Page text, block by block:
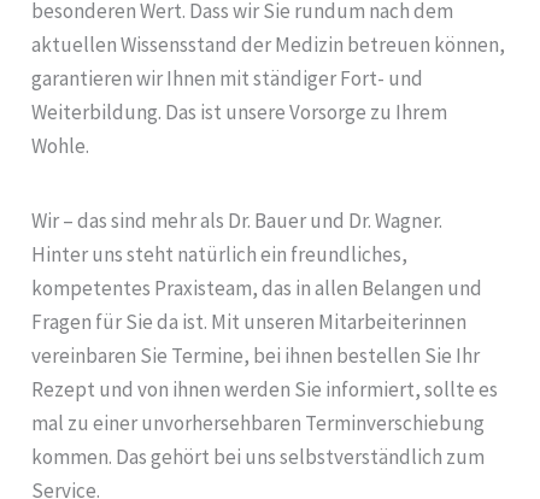
besonderen Wert. Dass wir Sie rundum nach dem
aktuellen Wissensstand der Medizin betreuen können,
garantieren wir Ihnen mit ständiger Fort- und
Weiterbildung. Das ist unsere Vorsorge zu Ihrem
Wohle.
Wir – das sind mehr als Dr. Bauer und Dr. Wagner.
Hinter uns steht natürlich ein freundliches,
kompetentes Praxisteam, das in allen Belangen und
Fragen für Sie da ist. Mit unseren Mitarbeiterinnen
vereinbaren Sie Termine, bei ihnen bestellen Sie Ihr
Rezept und von ihnen werden Sie informiert, sollte es
mal zu einer unvorhersehbaren Terminverschiebung
kommen. Das gehört bei uns selbstverständlich zum
Service.